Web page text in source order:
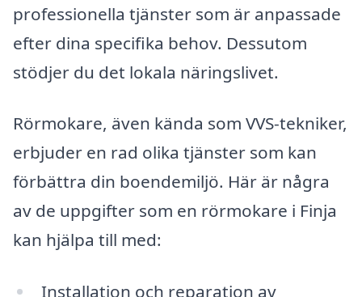
professionella tjänster som är anpassade
efter dina specifika behov. Dessutom
stödjer du det lokala näringslivet.
Rörmokare, även kända som VVS-tekniker,
erbjuder en rad olika tjänster som kan
förbättra din boendemiljö. Här är några
av de uppgifter som en rörmokare i Finja
kan hjälpa till med:
Installation och reparation av